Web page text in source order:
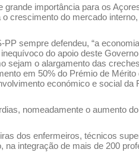
importância para os
crescimento do mercado
sempre defendeu, “a
do apoio deste
sejam o alargamento das
em 50% do Prémio de Mérito
económico e social da
nomeadamente o aumento
dos enfermeiros, técnicos
integração de mais de 200